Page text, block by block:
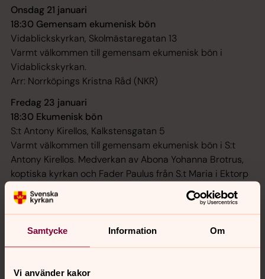
Samtycke Information Om
Vi använder kakor
Onsdag 21 januari
18:30 Gemensam ekumenisk bön
Vidablickskyrkan, Skolmästaregatan 13
Varmt välkommen till gemensam ekumenisk bön i
Vidablickskyrkan.
Arr: Norrköpings Kristna Råd (NKR)
Fredag 23 januari
18:30 Ekumenisk bön
S:t Antony Kirellos, Kalkstensgatan 5
Varmt välkommen till gemensam ekumenisk bön i S:t
Antony Kirellos. Medverkan av Abona Yohanna Brotrus,
koptiska kyrkan och Fader Paulus från S.t Maria i Ektorp
18.30 Ekumenisk bön- och lovsångsmässa
Matteus kyrka
Ekumeniska bön- och lovsångsmässan i Norrköping
arrangeras tillsammans av många av Norrköpings kyrkor.